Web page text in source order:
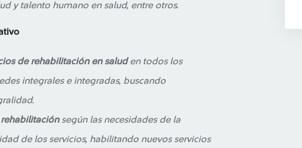
y talento humano en salud, entre otros.
de rehabilitación en saluden todos los
integrales e integradas, buscando
según las necesidades de la
de los servicios, habilitando nuevos servicios